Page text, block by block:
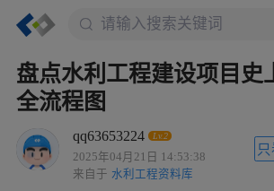
盘点水利工程建设项目史
全流程图
qq63653224 Lv.2
2025年04月21日 14:53:38
来自于 水利工程资料库